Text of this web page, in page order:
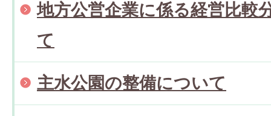
地方公営企業に係る経営比較
て
主水公園の整備について